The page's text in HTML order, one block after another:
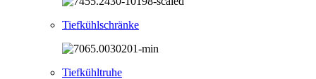
Tiefkühlschränke
Tiefkühltruhe